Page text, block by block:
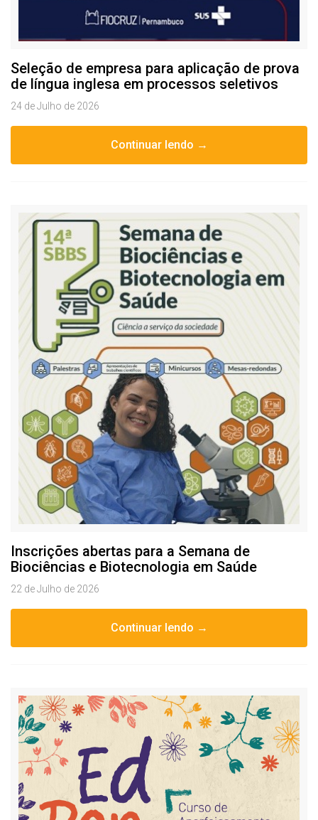
Seleção de empresa para aplicação de prova
de língua inglesa em processos seletivos
24 de Julho de 2026
Continuar lendo →
Inscrições abertas para a Semana de
Biociências e Biotecnologia em Saúde
22 de Julho de 2026
Continuar lendo →